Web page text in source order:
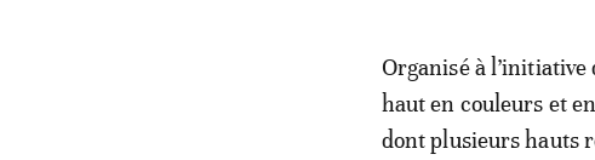
Organisé à
haut en couleurs et
dont plusieurs hauts